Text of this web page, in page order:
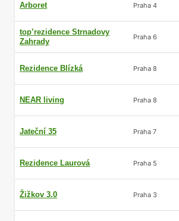
Arboret Praha 4
top’rezidence Strnadovy
Zahrady
Praha 6
Rezidence Blízká Praha 8
NEAR living Praha 8
Jateční 35 Praha 7
Rezidence Laurová Praha 5
Žižkov 3.0 Praha 3